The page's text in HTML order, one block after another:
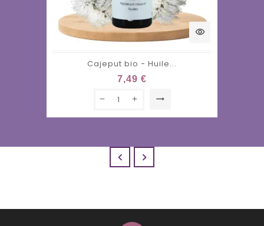
visibility
Cajeput bio - Huile...
7,49 €
trending_flat
 